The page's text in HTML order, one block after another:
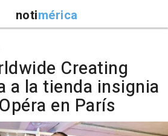
notimérica
Creating
a la tienda insignia
en París